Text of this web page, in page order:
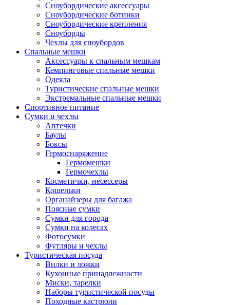
Сноубордические аксессуары
Сноубордические ботинки
Сноубордические крепления
Сноуборды
Чехлы для сноубордов
Спальные мешки
Аксессуары к спальным мешкам
Кемпинговые спальные мешки
Одеяла
Туристические спальные мешки
Экстремальные спальные мешки
Спортивное питание
Сумки и чехлы
Аптечки
Баулы
Боксы
Гермоснаряжение
Гермомешки
Гермочехлы
Косметички, несессеры
Кошельки
Органайзеры для багажа
Поясные сумки
Сумки для города
Сумки на колесах
Фотосумки
Футляры и чехлы
Туристическая посуда
Вилки и ложки
Кухонные принадлежности
Миски, тарелки
Наборы туристической посуды
Походные кастрюли